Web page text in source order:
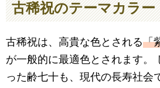
古稀祝のテーマカラー
古稀祝は、高貴な色とされる「
が一般的に最適色とされます。
った齢七十も、現代の長寿社会